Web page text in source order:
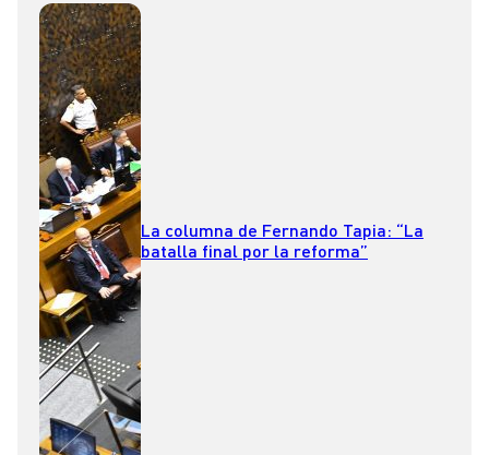
La columna de Fernando Tapia: “La
batalla final por la reforma”